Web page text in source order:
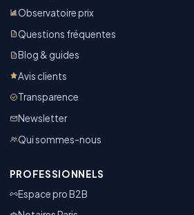
Observatoire prix
Questions fréquentes
Blog & guides
Avis clients
Transparence
Newsletter
Qui sommes-nous
PROFESSIONNELS
Espace pro B2B